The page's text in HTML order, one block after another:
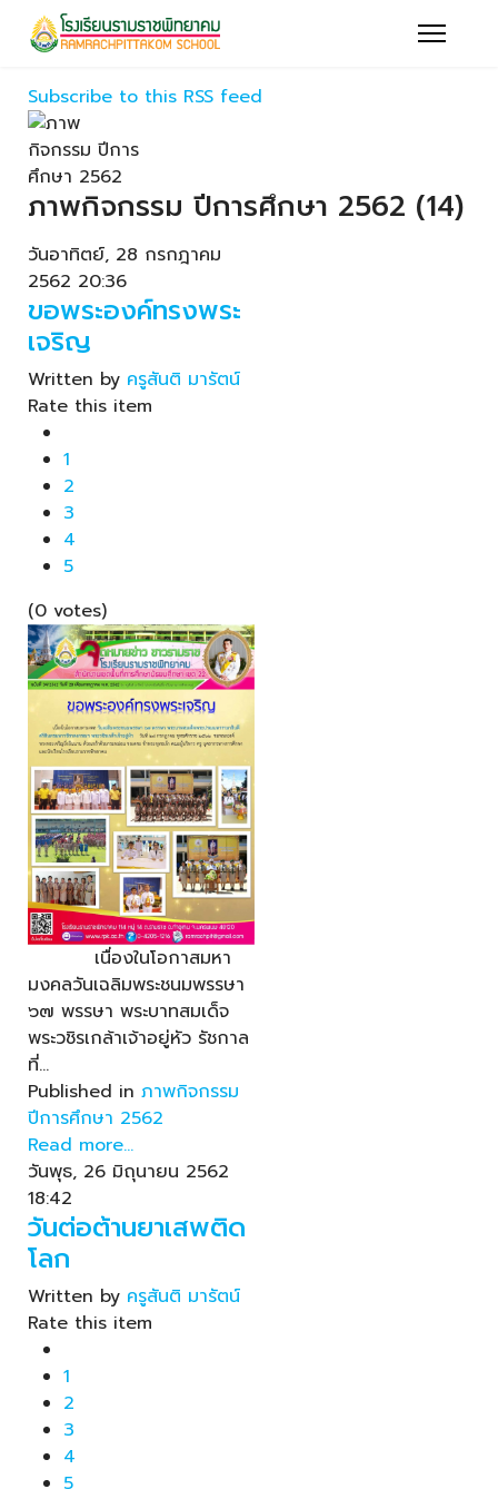
Subscribe to this RSS feed
ภาพกิจกรรม ปีการศึกษา 2562 (14)
วันอาทิตย์, 28 กรกฎาคม
2562 20:36
ขอพระองค์ทรงพระ
เจริญ
Written by ครูสันติ มารัตน์
Rate this item
1
2
3
4
5
(0 votes)
เนื่องในโอกาสมหา
มงคลวันเฉลิมพระชนมพรรษา
๖๗ พรรษา พระบาทสมเด็จ
พระวชิรเกล้าเจ้าอยู่หัว รัชกาล
ที่…
Published in ภาพกิจกรรม
ปีการศึกษา 2562
Read more...
วันพุธ, 26 มิถุนายน 2562
18:42
วันต่อต้านยาเสพติด
โลก
Written by ครูสันติ มารัตน์
Rate this item
1
2
3
4
5